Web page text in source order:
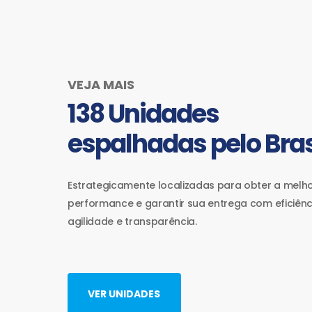
VEJA MAIS
138 Unidades
espalhadas pelo
Estrategicamente localizadas para obter a
performance e garantir sua entrega com
agilidade e transparência.
VER UNIDADES